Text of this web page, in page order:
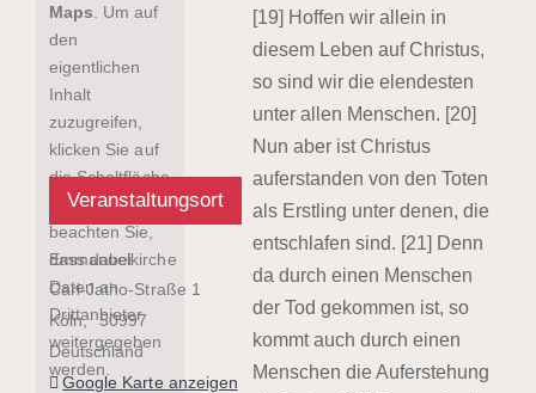
[19] Hoffen wir allein in
diesem Leben auf Christus,
so sind wir die elendesten
unter allen Menschen. [20]
Nun aber ist Christus
auferstanden von den Toten
als Erstling unter denen, die
entschlafen sind. [21] Denn
da durch einen Menschen
der Tod gekommen ist, so
kommt auch durch einen
Menschen die Auferstehung
Veranstaltungsort
Emmanuelkirche
Carl-Jatho-Straße 1
Köln,
50997
Deutschland
Google Karte anzeigen
Maps . Um auf
den
eigentlichen
Inhalt
zuzugreifen,
klicken Sie auf
die Schaltfläche
unten. Bitte
beachten Sie,
dass dabei
Daten an
Drittanbieter
weitergegeben
werden.